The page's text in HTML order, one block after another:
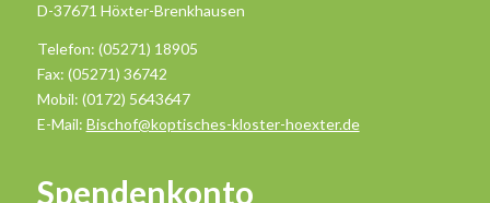
D-37671 Höxter-Brenkhausen
Telefon: (05271) 18905
Fax: (05271) 36742
Mobil: (0172) 5643647
E-Mail: Bischof@koptisches-kloster-hoexter.de
Spendenkonto